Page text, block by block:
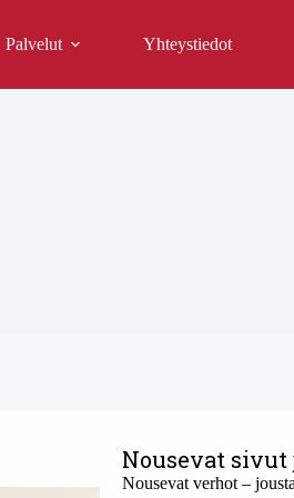
Palvelut Yhteystiedot
Nousevat
Nousevat verhot –